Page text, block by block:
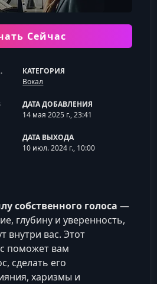
Сейчас
КАТЕГОРИЯ
Вокал
ДАТА ДОБАВЛЕНИЯ
14 мая 2025 г., 23:41
ДАТА ВЫХОДА
10 июл. 2024 г., 10:00
собственного голоса —
глубину и уверенность,
внутри вас. Этот
поможет вам
сделать его
харизмы и